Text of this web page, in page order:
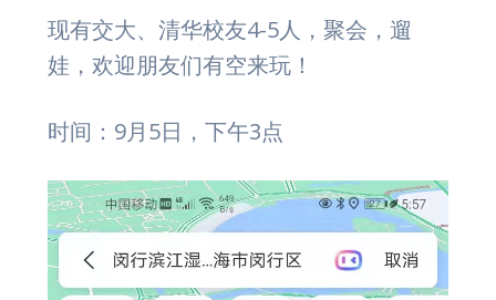
现有交大、清华校友4-5人，聚会，遛
娃，欢迎朋友们有空来玩！
时间：9月5日，下午3点